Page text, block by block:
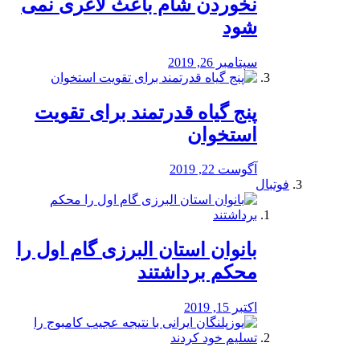
نخوردن شام باعث لاغری نمی
‌شود
سپتامبر 26, 2019
پنج گیاه قدرتمند برای تقویت
استخوان
آگوست 22, 2019
فوتبال
بانوان استان البرزی گام اول را
محكم برداشتند
اکتبر 15, 2019